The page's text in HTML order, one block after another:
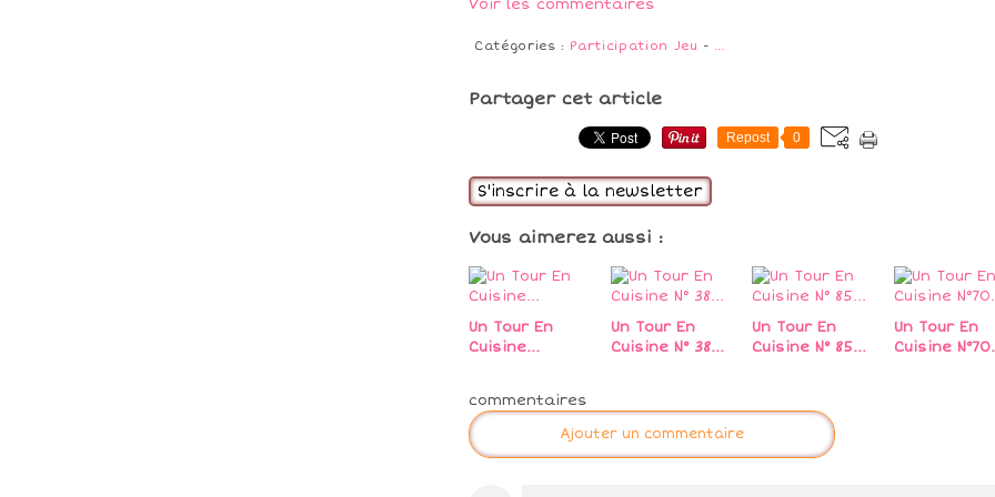
Voir les commentaires
Catégories : Participation Jeu - …
Partager cet article
Repost 0
S'inscrire à la newsletter
Vous aimerez aussi :
Un Tour En
Cuisine...
Un Tour En
Cuisine N° 38...
Un Tour En
Cuisine N° 85...
Un Tour En
Cuisine
commentaires
Ajouter un commentaire